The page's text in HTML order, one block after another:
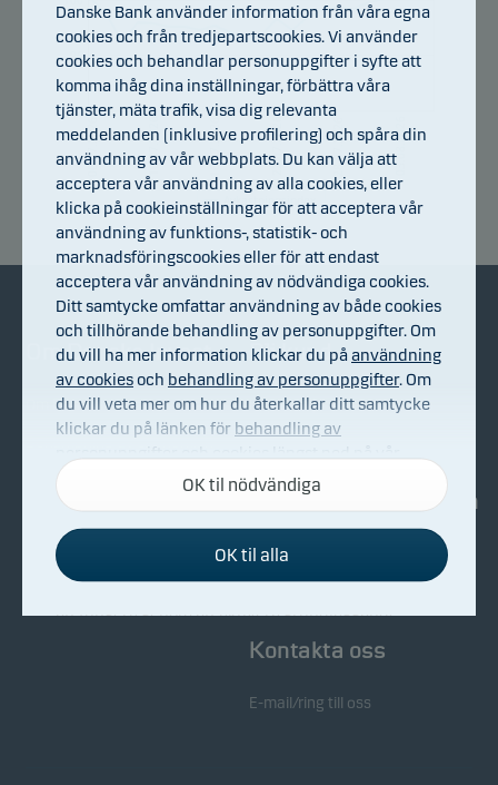
92
96
06.07.2026 10.07.2026 16.07.2026 22.07.2026 28.07.2026 03.08.2026
Avkastningsindex
Om Danske Invest
Om Danske Invest
Bekämpning av ekonomisk
brottslighet
Bli kund
Köp & sälj
Investerarinformation
Nyhetsarkiv
Kontakta oss
E-mail/ring till oss
Danske Bank använder information från våra egna
cookies och från tredjepartscookies. Vi använder
cookies och behandlar personuppgifter i syfte att
komma ihåg dina inställningar, förbättra våra
tjänster, mäta trafik, visa dig relevanta
meddelanden (inklusive profilering) och spåra din
användning av vår webbplats. Du kan välja att
acceptera vår användning av alla cookies, eller
klicka på cookieinställningar för att acceptera vår
användning av funktions-, statistik- och
marknadsföringscookies eller för att endast
acceptera vår användning av nödvändiga cookies.
Ditt samtycke omfattar användning av både cookies
och tillhörande behandling av personuppgifter. Om
du vill ha mer information klickar du påanvändning
av cookiesoch behandling av personuppgifter. Om
du vill veta mer om hur du återkallar ditt samtycke
klickar du på länken för behandling av
webbplats.
Nödvändiga cookies
Nödvändiga cookies hjälper till att få vår webbplats
att fungera genom att aktivera grundläggande
funktioner som sidnavigering och tillgång till säkra
OK til nödvändiga
OK til alla